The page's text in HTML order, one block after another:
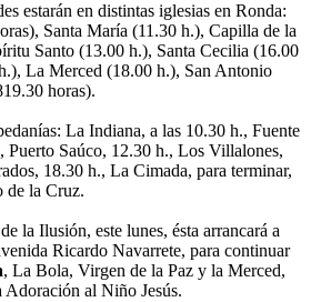
estarán en distintas iglesias en Ronda:
Santa María (11.30 h.), Capilla de la
Santo (13.00 h.), Santa Cecilia (16.00
La Merced (18.00 h.), San Antonio
horas).
La Indiana, a las 10.30 h., Fuente
Puerto Saúco, 12.30 h., Los Villalones,
18.30 h., La Cimada, para terminar,
de la Cruz.
la Ilusión, este lunes, ésta arrancará a
Ricardo Navarrete, para continuar
, La Bola, Virgen de la Paz y la Merced,
Adoración al Niño Jesús.